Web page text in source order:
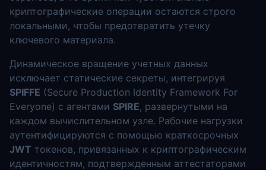
криптографические операции остаются строго
локальными, чтобы предотвратить утечку
ключевого материала.
Динамическое вращение учетных данных
исключает статические секреты, интегрируя
SPIFFE (Secure Production Identity Framework For
Everyone) с агентами SPIRE, развернутыми на
каждом вычислительном узле. Рабочие нагрузки
аутентифицируются с помощью краткосрочных
JWT токенов, привязанных к криптографическим
идентичностям, подтвержденным аттестаторами